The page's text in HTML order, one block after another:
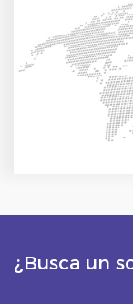
¿Busca un